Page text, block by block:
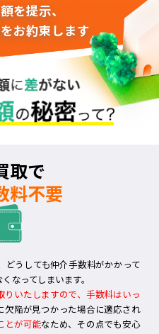
を提示、
お約束します
取で
料不要
うしても仲介手数料がかかって
なってしまいます。
りいたしますので、手数料はいっ
欠陥が見つかった場合に適応され
とが可能なため、その点でも安心